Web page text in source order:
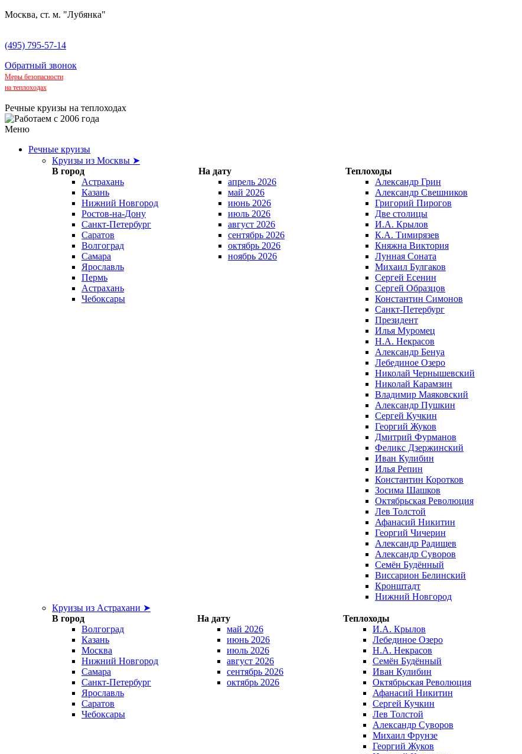
Москва, ст. м. "Лубянка"
(495) 795-57-14
Обратный звонок
Меры безопасности
на теплоходах
Речные круизы на теплоходах
Меню
Речные круизы
Круизы из Москвы ➤
В город
На дату
Теплоходы
Астрахань
Казань
Нижний Новгород
Ростов-на-Дону
Санкт-Петербург
Саратов
Волгоград
Самара
Ярославль
Пермь
Астрахань
Чебоксары
апрель 2026
май 2026
июнь 2026
июль 2026
август 2026
сентябрь 2026
октябрь 2026
ноябрь 2026
Александр Грин
Александр Свешников
Григорий Пирогов
Две столицы
И.А. Крылов
К.А. Тимирязев
Княжна Виктория
Лунная Соната
Михаил Булгаков
Сергей Есенин
Сергей Образцов
Константин Симонов
Санкт-Петербург
Президент
Илья Муромец
Н.А. Некрасов
Александр Бенуа
Лебединое Озеро
Николай Чернышевский
Николай Карамзин
Владимир Маяковский
Александр Пушкин
Сергей Кучкин
Георгий Жуков
Дмитрий Фурманов
Феликс Дзержинский
Иван Кулибин
Илья Репин
Константин Коротков
Зосима Шашков
Октябрьская Революция
Лев Толстой
Афанасий Никитин
Георгий Чичерин
Александр Радищев
Александр Суворов
Семён Будённый
Виссарион Белинский
Кронштадт
Нижний Новгород
Круизы из Астрахани ➤
В город
На дату
Теплоходы
Волгоград
Казань
Москва
Нижний Новгород
Самара
Санкт-Петербург
Ярославль
Саратов
Чебоксары
май 2026
июнь 2026
июль 2026
август 2026
сентябрь 2026
октябрь 2026
И.А. Крылов
Лебединое Озеро
Н.А. Некрасов
Семён Будённый
Иван Кулибин
Октябрьская Революция
Афанасий Никитин
Сергей Кучкин
Лев Толстой
Александр Суворов
Михаил Фрунзе
Георгий Жуков